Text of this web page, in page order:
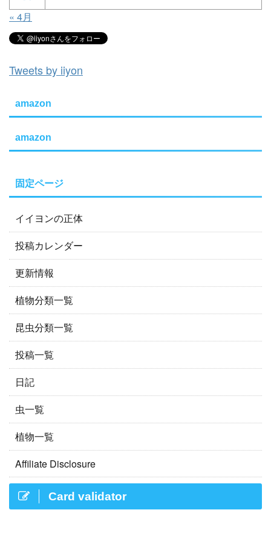
« 4月
Tweets by iiyon
amazon
amazon
固定ページ
イイヨンの正体
投稿カレンダー
更新情報
植物分類一覧
昆虫分類一覧
投稿一覧
日記
虫一覧
植物一覧
Affiliate Disclosure
Card validator